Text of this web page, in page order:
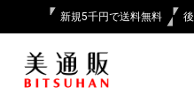
新規5千円で送料無料